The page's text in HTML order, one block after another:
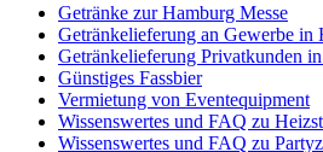
Getränke zur Hamburg Messe
Getränkelieferung an Gewerbe in
Getränkelieferung Privatkunden
Günstiges Fassbier
Vermietung von Eventequipment
Wissenswertes und FAQ zu
Wissenswertes und FAQ zu